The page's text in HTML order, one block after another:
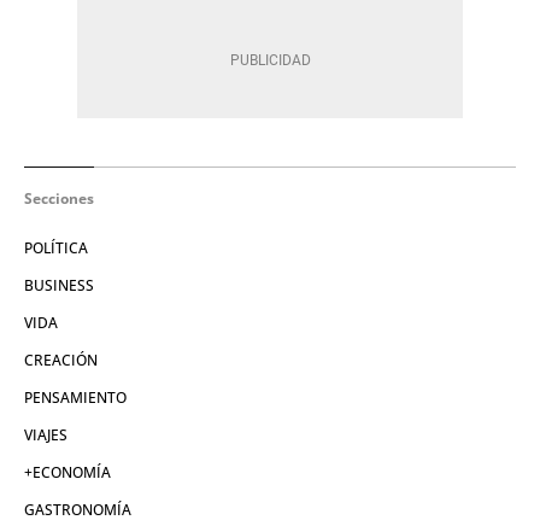
Secciones
POLÍTICA
BUSINESS
VIDA
CREACIÓN
PENSAMIENTO
VIAJES
+ECONOMÍA
GASTRONOMÍA